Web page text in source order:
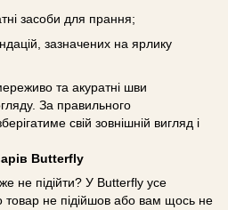
засоби для прання;
зазначених на ярлику
та акуратні шви
За правильного
свій зовнішній вигляд і
Butterfly
не підійти? У Butterfly усе
не підійшов або вам щось не